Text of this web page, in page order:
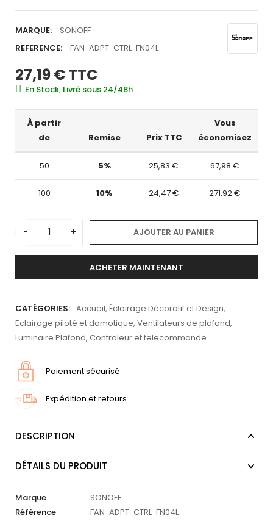
MARQUE:
SONOFF
REFERENCE:
FAN-ADPT-CTRL-FN04L
27,19 €TTC
En Stock, Livré sous 24/48h
À partir
de
Remise Prix TTC
Vous
économisez
50 5% 25,83 € 67,98 €
100 10% 24,47 € 271,92 €
- + AJOUTER AU PANIER
ACHETER MAINTENANT
CATÉGORIES: Accueil, Éclairage Décoratif et Design,
Eclairage piloté et domotique, Ventilateurs de plafond,
Luminaire Plafond, Controleur et telecommande
Paiement sécurisé
Expédition et retours
DESCRIPTION
DÉTAILS DU PRODUIT
Marque
SONOFF
Référence
FAN-ADPT-CTRL-FN04L